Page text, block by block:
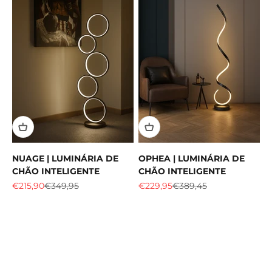
NUAGE | LUMINÁRIA DE
CHÃO INTELIGENTE
Preço de venda
€215,90Preço normal
€349,95
OPHEA | LUMINÁRIA DE
CHÃO INTELIGENTE
Preço de venda
€229,95Preço normal
€389,45